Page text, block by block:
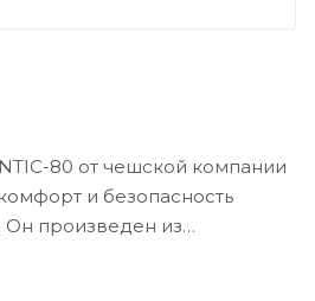
80 от чешской компании
и безопасность
Он произведен из